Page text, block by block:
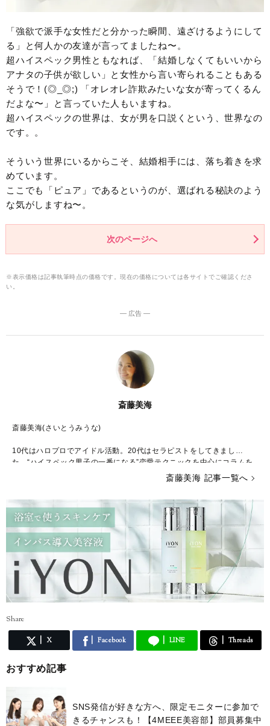
「強欲で派手な女性だと分かった瞬間、遠ざけるようにして
る」と何人かの友達が言ってましたね〜。
超ハイスペック男性ともなれば、「結婚しなくてもいいから
アナタの子供が欲しい」と女性から言い寄られることもある
そうで！(◎_◎;) 「オレオレ詐欺みたいな女が寄ってくるん
だよな〜」と言っていた人もいますね。
超ハイスペックの世界は、女が男を口説くという、世界なの
です。。
そういう世界にいるからこそ、結婚相手には、落ち着きを求
めています。
ここでも「ピュア」であるというのが、選ばれる秘訣のよう
な気がしますね〜。
次のページへ
※表示価格は記事執筆時点の価格です。現在の価格については各サイトでご確認くださ
い。
― 広告 ―
斎藤美海
斎藤美海(さいとうみうな)
10代はハロプロでアイドル活動。20代はセラピストをしてきまし
た。“ハイスペック男子の一番になる”恋愛テクニックを中心にコラムを
enai
【生配信】アプリで17をダウンロード→miuna_saitoをフォローして
ね！
http://17.media/share/profile/582cd59f-8a49-4b0a-5599-f905db652
7bd?lang=JP
【インスタ】 https://www.instagram.com/miuna_saito/
【note】https://note.mu/miunasaito
斎藤美海 記事一覧へ
Share
X Facebook LINE Threads
おすすめ記事
SNS発信が好きな方へ、限定モニターに参加で
きるチャンスも！【4MEEE美容部】部員募集中